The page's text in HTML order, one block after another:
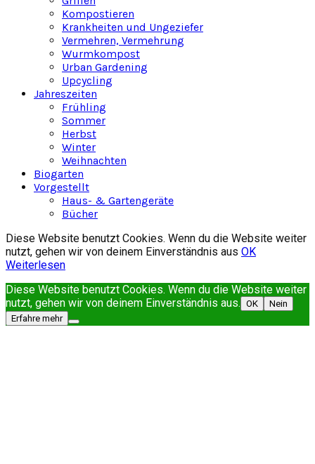
Kompostieren
Krankheiten und Ungeziefer
Vermehren, Vermehrung
Wurmkompost
Urban Gardening
Upcycling
Jahreszeiten
Frühling
Sommer
Herbst
Winter
Weihnachten
Biogarten
Vorgestellt
Haus- & Gartengeräte
Bücher
Diese Website benutzt Cookies. Wenn du die Website weiter
nutzt, gehen wir von deinem Einverständnis aus OK
Weiterlesen
Diese Website benutzt Cookies. Wenn du die Website weiter
nutzt, gehen wir von deinem Einverständnis aus. OK
Nein
Erfahre mehr